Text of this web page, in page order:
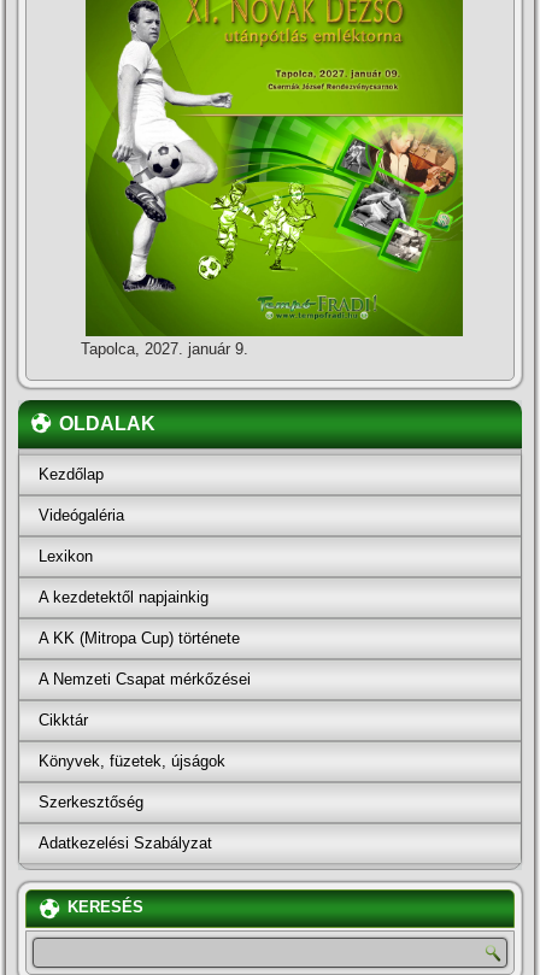
Tapolca, 2027. január 9.
OLDALAK
Kezdőlap
Videógaléria
Lexikon
A kezdetektől napjainkig
A KK (Mitropa Cup) története
A Nemzeti Csapat mérkőzései
Cikktár
Könyvek, füzetek, újságok
Szerkesztőség
Adatkezelési Szabályzat
KERESÉS